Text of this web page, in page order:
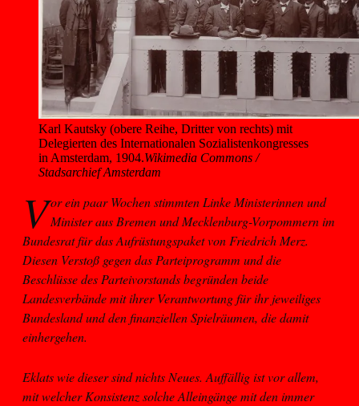
Karl Kautsky (obere Reihe, Dritter von rechts) mit
Delegierten des Internationalen Sozialistenkongresses
in Amsterdam, 1904.Wikimedia Commons /
Stadsarchief Amsterdam
Vor ein paar Wochen stimmten Linke Ministerinnen und
Minister aus Bremen und Mecklenburg-Vorpommern im
Bundesrat für das Aufrüstungspaket von Friedrich Merz.
Diesen Verstoß gegen das Parteiprogramm und die
Beschlüsse des Parteivorstands begründen beide
Landesverbände mit ihrer Verantwortung für ihr jeweiliges
Bundesland und den finanziellen Spielräumen, die damit
einhergehen.
Eklats wie dieser sind nichts Neues. Auffällig ist vor allem,
mit welcher Konsistenz solche Alleingänge mit den immer